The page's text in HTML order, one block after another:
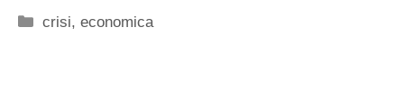
Categorie
crisi,economica